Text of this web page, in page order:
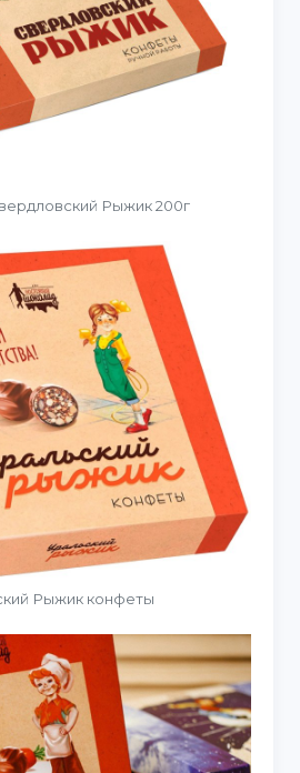
Рыжик 200г
Рыжик конфеты